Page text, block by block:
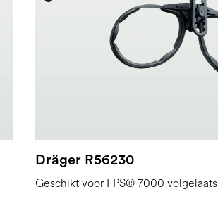
Dräger R56230
Geschikt voor FPS® 7000